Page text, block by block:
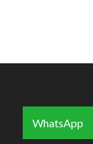
WhatsApp